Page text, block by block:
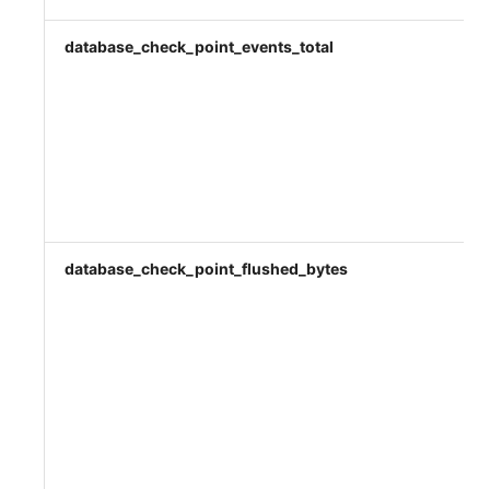
database_check_point_events_total
database_check_point_flushed_bytes